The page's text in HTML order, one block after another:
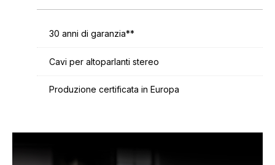
30 anni di garanzia**
Cavi per altoparlanti stereo
Produzione certificata in Europa